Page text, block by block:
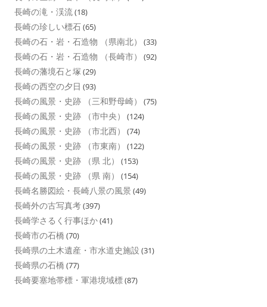
長崎の滝・渓流(18)
長崎の珍しい標石(65)
長崎の石・岩・石造物 （県南北） (33)
長崎の石・岩・石造物 （長崎市） (92)
長崎の藩境石と塚 (29)
長崎の西空の夕日 (93)
長崎の風景・史跡 （三和野母崎） (75)
長崎の風景・史跡 （市中央） (124)
長崎の風景・史跡 （市北西） (74)
長崎の風景・史跡 （市東南） (122)
長崎の風景・史跡 （県 北） (153)
長崎の風景・史跡 （県 南） (154)
長崎名勝図絵・長崎八景の風景 (49)
長崎外の古写真考(397)
長崎学さるく行事ほか(41)
長崎市の石橋 (70)
長崎県の土木遺産・市水道史施設 (31)
長崎県の石橋 (77)
長崎要塞地帯標・軍港境域標(87)